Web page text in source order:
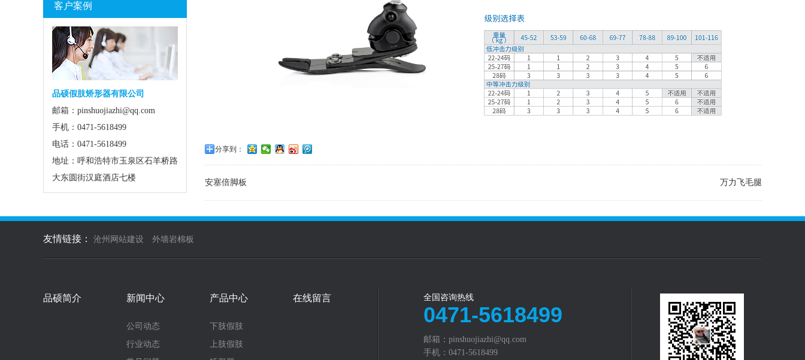
客户案例
品硕假肢矫形器有限公司
邮箱：pinshuojiazhi@qq.com
手机：0471-5618499
电话：0471-5618499
地址：呼和浩特市玉泉区石羊桥路
大东圆街汉庭酒店七楼
分享到：
安塞倍脚板 万力飞毛腿
友情链接： 沧州网站建设 外墙岩棉板
品硕简介 新闻中心
公司动态
行业动态
产品中心
下肢假肢
上肢假肢
在线留言 全国咨询热线
0471-5618499
邮箱：pinshuojiazhi@qq.com‬
手机：0471-5618499